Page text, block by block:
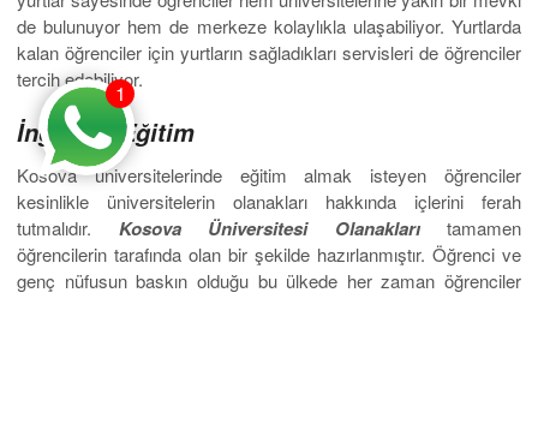
de bulunuyor hem de merkeze kolaylıkla ulaşabiliyor. Yurtlarda
kalan öğrenciler için yurtların sağladıkları servisleri de öğrenciler
tercih edebiliyor.
İngilizce Eğitim
Kosova üniversitelerinde eğitim almak isteyen öğrenciler
kesinlikle üniversitelerin olanakları hakkında içlerini ferah
tutmalıdır. Kosova Üniversitesi Olanakları tamamen
öğrencilerin tarafında olan bir şekilde hazırlanmıştır. Öğrenci ve
genç nüfusun baskın olduğu bu ülkede her zaman öğrenciler
1